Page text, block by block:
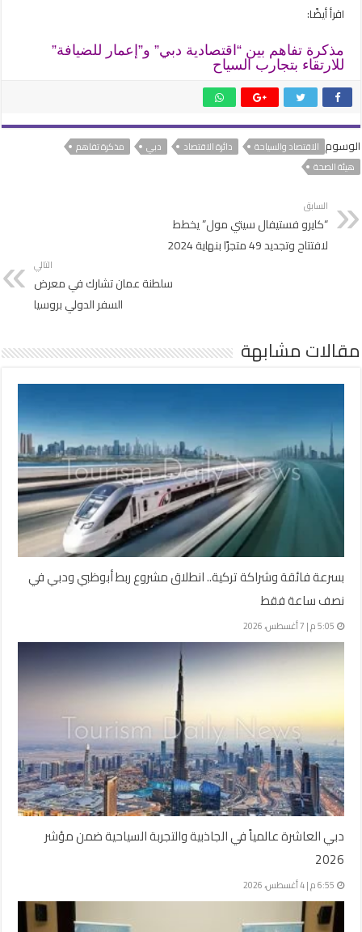
اقرأ أيضًا:
مذكرة تفاهم بين “اقتصادية دبي” و”إعمار للضيافة”
للارتقاء بتجارب السياح
الوسوم الاقتصاد والسياحة دائرة الاقتصاد دبي
مذكرة تفاهم
هيئة الصحة
السابق
“كايرو فستيفال سيتي مول” يخطط
لافتتاح وتجديد 49 متجرًا بنهاية 2024
التالي
سلطنة عمان تشارك في معرض
السفر الدولي بروسيا
مقالات مشابهة
بسرعة فائقة وشراكة تركية.. انطلاق مشروع ربط أبوظبي ودبي في
نصف ساعة فقط
5:05 م | 7 أغسطس، 2026
دبي العاشرة عالمياً في الجاذبية والتجربة السياحية ضمن مؤشر
2026
6:55 م | 4 أغسطس، 2026